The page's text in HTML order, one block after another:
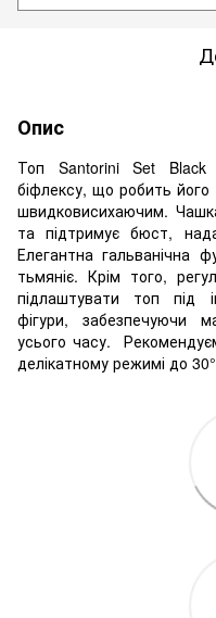
Опис
Топ Santorini Set Black
біфлексу, що робить
швидковисихаючим.
та підтримує бюст,
Елегантна гальванічна
тьмяніє. Крім того,
підлаштувати топ під
фігури, забезпечуючи
усього часу.
делікатному режимі до